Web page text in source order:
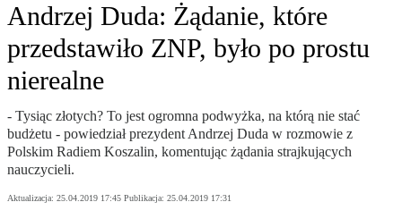
Andrzej Duda: Żądanie, które
przedstawiło ZNP, było po prostu
nierealne
- Tysiąc złotych? To jest ogromna podwyżka, na którą nie stać
budżetu - powiedział prezydent Andrzej Duda w rozmowie z
Polskim Radiem Koszalin, komentując żądania strajkujących
nauczycieli.
Aktualizacja: 25.04.2019 17:45 Publikacja: 25.04.2019 17:31